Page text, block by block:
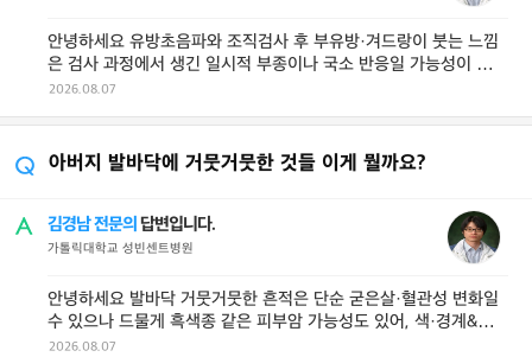
안녕하세요 유방초음파와 조직검사 후 부유방·겨드랑이 붓는 느낌
은 검사 과정에서 생긴 일시적 부종이나 국소 반응일 가능성이 크
며, 열감&midd ...
2026.08.07
아버지 발바닥에 거뭇거뭇한 것들 이게 뭘까요?
김경남 전문의 답변입니다.
가톨릭대학교 성빈센트병원
안녕하세요 발바닥 거뭇거뭇한 흔적은 단순 굳은살·혈관성 변화일
수 있으나 드물게 흑색종 같은 피부암 가능성도 있어, 색·경계&mi
...
2026.08.07